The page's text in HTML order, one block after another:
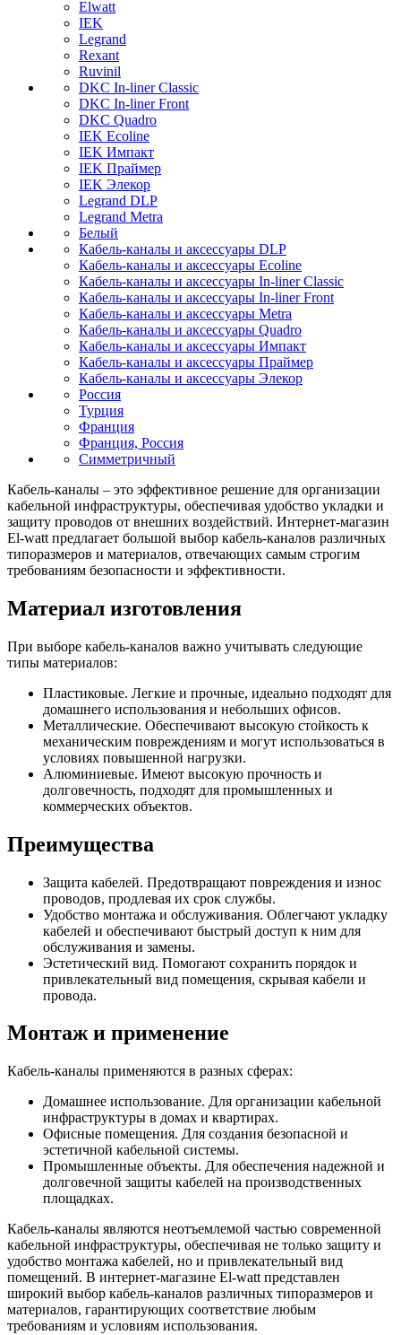
Elwatt
IEK
Legrand
Rexant
Ruvinil
DKC In-liner Classic
DKC In-liner Front
DKC Quadro
IEK Ecoline
IEK Импакт
IEK Праймер
IEK Элекор
Legrand DLP
Legrand Metra
Белый
Кабель-каналы и аксессуары DLP
Кабель-каналы и аксессуары Ecoline
Кабель-каналы и аксессуары In-liner Classic
Кабель-каналы и аксессуары In-liner Front
Кабель-каналы и аксессуары Metra
Кабель-каналы и аксессуары Quadro
Кабель-каналы и аксессуары Импакт
Кабель-каналы и аксессуары Праймер
Кабель-каналы и аксессуары Элекор
Россия
Турция
Франция
Франция, Россия
Симметричный
Кабель-каналы – это эффективное решение для организации
кабельной инфраструктуры, обеспечивая удобство укладки и
защиту проводов от внешних воздействий. Интернет-магазин
El-watt предлагает большой выбор кабель-каналов различных
типоразмеров и материалов, отвечающих самым строгим
требованиям безопасности и эффективности.
Материал изготовления
При выборе кабель-каналов важно учитывать следующие
типы материалов:
Пластиковые. Легкие и прочные, идеально подходят для
домашнего использования и небольших офисов.
Металлические. Обеспечивают высокую стойкость к
механическим повреждениям и могут использоваться в
условиях повышенной нагрузки.
Алюминиевые. Имеют высокую прочность и
долговечность, подходят для промышленных и
коммерческих объектов.
Преимущества
Защита кабелей. Предотвращают повреждения и износ
проводов, продлевая их срок службы.
Удобство монтажа и обслуживания. Облегчают укладку
кабелей и обеспечивают быстрый доступ к ним для
обслуживания и замены.
Эстетический вид. Помогают сохранить порядок и
привлекательный вид помещения, скрывая кабели и
провода.
Монтаж и применение
Кабель-каналы применяются в разных сферах:
Домашнее использование. Для организации кабельной
инфраструктуры в домах и квартирах.
Офисные помещения. Для создания безопасной и
эстетичной кабельной системы.
Промышленные объекты. Для обеспечения надежной и
долговечной защиты кабелей на производственных
площадках.
Кабель-каналы являются неотъемлемой частью современной
кабельной инфраструктуры, обеспечивая не только защиту и
удобство монтажа кабелей, но и привлекательный вид
помещений. В интернет-магазине El-watt представлен
широкий выбор кабель-каналов различных типоразмеров и
материалов, гарантирующих соответствие любым
требованиям и условиям использования.